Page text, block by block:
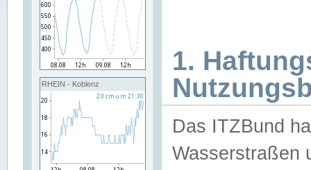
RHEIN - Koblenz
1.
Das ITZBund
Wasserstraßen